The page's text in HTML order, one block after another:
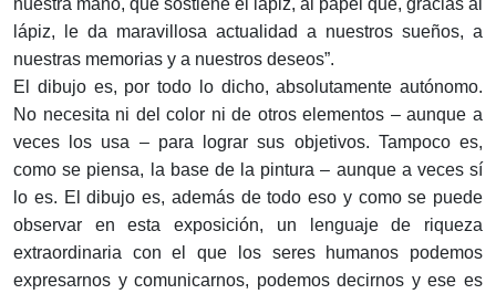
nuestra mano, que sostiene el lápiz, al papel que, gracias al
lápiz, le da maravillosa actualidad a nuestros sueños, a
nuestras memorias y a nuestros deseos”.
El dibujo es, por todo lo dicho, absolutamente autónomo.
No necesita ni del color ni de otros elementos – aunque a
veces los usa – para lograr sus objetivos. Tampoco es,
como se piensa, la base de la pintura – aunque a veces sí
lo es. El dibujo es, además de todo eso y como se puede
observar en esta exposición, un lenguaje de riqueza
extraordinaria con el que los seres humanos podemos
expresarnos y comunicarnos, podemos decirnos y ese es